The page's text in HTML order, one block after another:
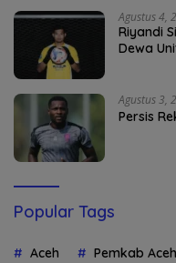
Agustus 4,
Riyandi
Dewa
Agustus 3,
Persis
Popular Tags
Aceh Pemkab